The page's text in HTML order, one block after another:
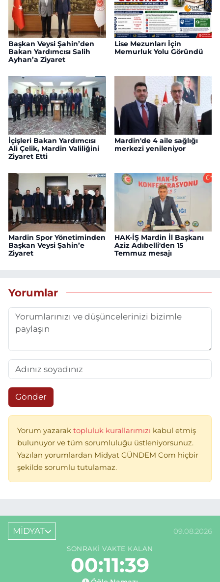
Başkan Veysi Şahin’den
Bakan Yardımcısı Salih
Ayhan’a Ziyaret
Lise Mezunları İçin
Memurluk Yolu Göründü
İçişleri Bakan Yardımcısı
Ali Çelik, Mardin Valiliğini
Ziyaret Etti
Mardin'de 4 aile sağlığı
merkezi yenileniyor
Mardin Spor Yönetiminden
Başkan Veysi Şahin’e
Ziyaret
HAK-İŞ Mardin İl Başkanı
Aziz Adıbelli'den 15
Temmuz mesajı
Yorumlar
Gönder
Yorum yazarak topluluk kurallarımızı kabul etmiş
bulunuyor ve tüm sorumluluğu üstleniyorsunuz.
Yazılan yorumlardan Midyat GÜNDEM Com hiçbir
şekilde sorumlu tutulamaz.
MİDYAT 09.08.2026
SONRAKI VAKTE KALAN
00:11:39